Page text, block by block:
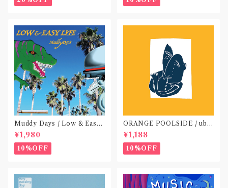
Muddy Days / Low & Easy
Life〝東京〟
¥1,980
10%OFF
ORANGE POOLSIDE / ubu
(CD作品)〝神奈川・厚木〟
¥1,188
10%OFF